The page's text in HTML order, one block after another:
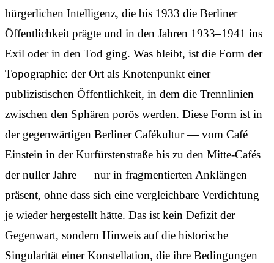
bürgerlichen Intelligenz, die bis 1933 die Berliner
Öffentlichkeit prägte und in den Jahren 1933–1941 ins
Exil oder in den Tod ging. Was bleibt, ist die Form der
Topographie: der Ort als Knotenpunkt einer
publizistischen Öffentlichkeit, in dem die Trennlinien
zwischen den Sphären porös werden. Diese Form ist in
der gegenwärtigen Berliner Cafékultur — vom Café
Einstein in der Kurfürstenstraße bis zu den Mitte-Cafés
der nuller Jahre — nur in fragmentierten Anklängen
präsent, ohne dass sich eine vergleichbare Verdichtung
je wieder hergestellt hätte. Das ist kein Defizit der
Gegenwart, sondern Hinweis auf die historische
Singularität einer Konstellation, die ihre Bedingungen